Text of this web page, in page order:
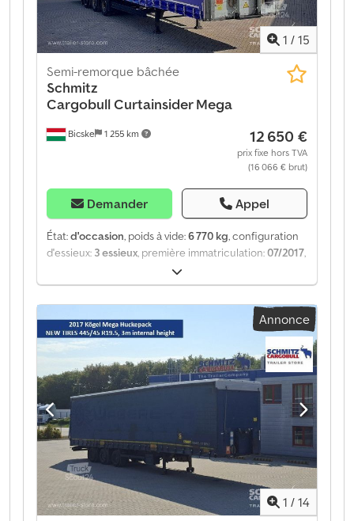
1 / 15
Bicske 1 255 km
Semi-remorque bâchée
Schmitz
CargobullCurtainsider Mega
12 650 €
prix fixe hors TVA
(16 066 € brut)
Demander Appel
État:d'occasion, poids à vide:6 770 kg, configuration
d'essieux: 3 essieux, première immatriculation:07/2017,
, Année de construction:
d'engrenage:mécanique, Équipement:ABS, Poids à
vide : 6 770 kg, suspension pneumatique, protection
arrière anti-encastrement, système de freinage
électronique (EBS), prises 1x15 et 2x7 pôles, système
antispray. Retrouvez un aperçu de tous les véhicules
disponibles sur notre site web. Besoin d'un
financement ? Nous proposons des solutions de
financement personnalisées, des contrats de service
complet et des services télématiques. Nous serons
heureux de vous conseiller personnellement.
Dsdpfxsztgx Re Abmeck
Annonce
1 / 14